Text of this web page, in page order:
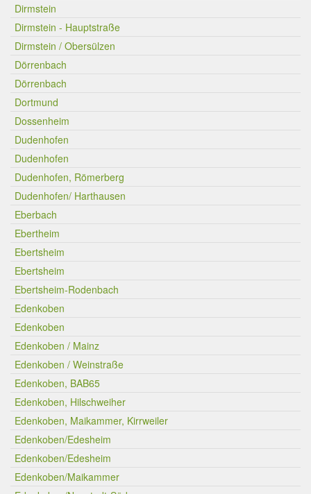
Dirmstein
Dirmstein - Hauptstraße
Dirmstein / Obersülzen
Dörrenbach
Dörrenbach
Dortmund
Dossenheim
Dudenhofen
Dudenhofen
Dudenhofen, Römerberg
Dudenhofen/ Harthausen
Eberbach
Ebertheim
Ebertsheim
Ebertsheim
Ebertsheim-Rodenbach
Edenkoben
Edenkoben
Edenkoben / Mainz
Edenkoben / Weinstraße
Edenkoben, BAB65
Edenkoben, Hilschweiher
Edenkoben, Maikammer, Kirrweiler
Edenkoben/Edesheim
Edenkoben/Edesheim
Edenkoben/Maikammer